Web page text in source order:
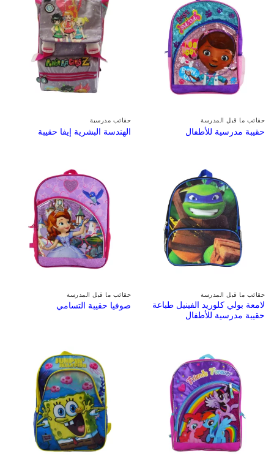
حقائب ما قبل المدرسة
حقيبة مدرسية للأطفال
حقائب مدرسية
الهندسة البشرية إيفا حقيبة
حقائب ما قبل المدرسة
لامعة بولي كلوريد الفينيل طباعة
حقيبة مدرسية للأطفال
حقائب ما قبل المدرسة
صوفيا حقيبة التسامي